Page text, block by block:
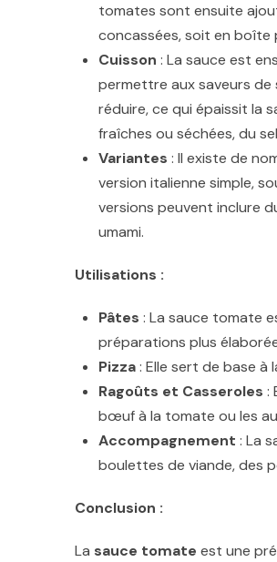
tomates sont ensuite
concassées, soit en boîte
Cuisson : La sauce est
permettre aux saveurs
réduire, ce qui épaissit la
fraîches ou séchées, du
Variantes : Il existe de
version italienne simple,
versions peuvent inclure
umami.
Utilisations :
Pâtes : La sauce tomate
préparations plus
Pizza: Elle sert de base à
Ragoûts et Casseroles :
bœuf à la tomate ou les
Accompagnement : La
boulettes de viande, des
Conclusion :
La sauce tomate est une